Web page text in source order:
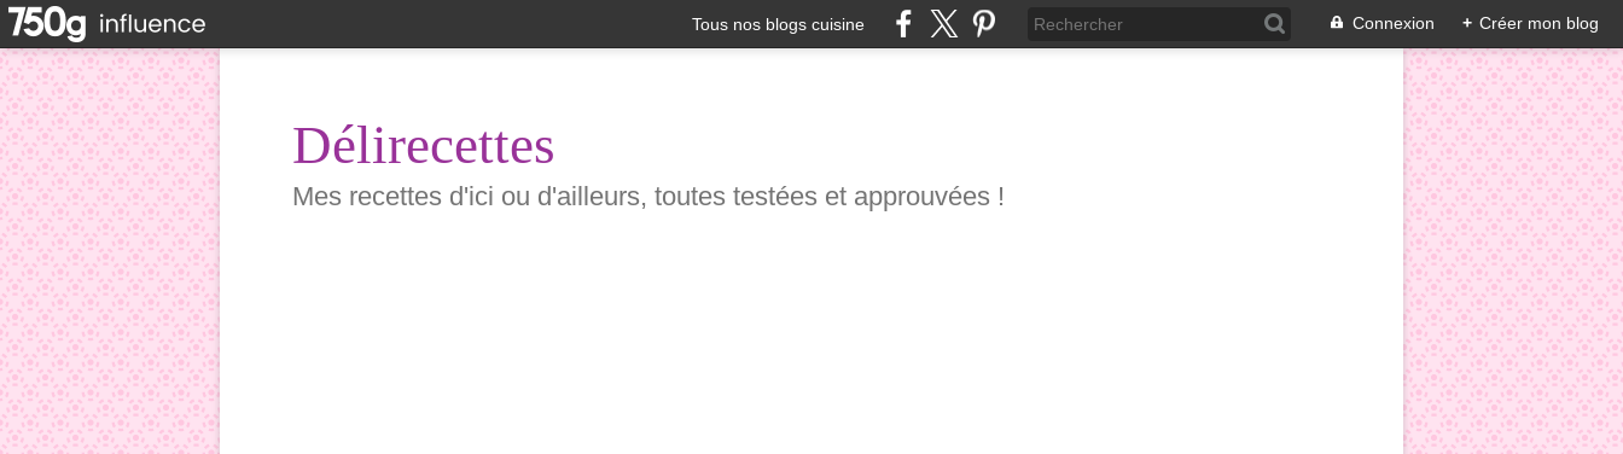
Tous nos blogs cuisine Connexion + Créer mon blog
Délirecettes
Mes recettes d'ici ou d'ailleurs, toutes testées et approuvées !